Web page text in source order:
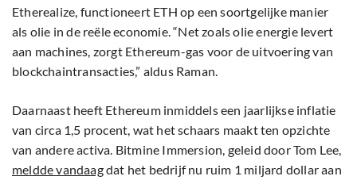
Etherealize, functioneert ETH op een soortgelijke manier
als olie in de reële economie. “Net zoals olie energie levert
aan machines, zorgt Ethereum-gas voor de uitvoering van
blockchaintransacties,” aldus Raman.
Daarnaast heeft Ethereum inmiddels een jaarlijkse inflatie
van circa 1,5 procent, wat het schaars maakt ten opzichte
van andere activa. Bitmine Immersion, geleid door Tom Lee,
meldde vandaagdat het bedrijf nu ruim 1 miljard dollar aan